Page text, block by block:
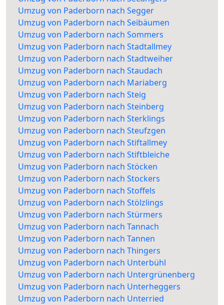
Umzug von Paderborn nach Segger
Umzug von Paderborn nach Seibäumen
Umzug von Paderborn nach Sommers
Umzug von Paderborn nach Stadtallmey
Umzug von Paderborn nach Stadtweiher
Umzug von Paderborn nach Staudach
Umzug von Paderborn nach Mariaberg
Umzug von Paderborn nach Steig
Umzug von Paderborn nach Steinberg
Umzug von Paderborn nach Sterklings
Umzug von Paderborn nach Steufzgen
Umzug von Paderborn nach Stiftallmey
Umzug von Paderborn nach Stiftbleiche
Umzug von Paderborn nach Stöcken
Umzug von Paderborn nach Stockers
Umzug von Paderborn nach Stoffels
Umzug von Paderborn nach Stölzlings
Umzug von Paderborn nach Stürmers
Umzug von Paderborn nach Tannach
Umzug von Paderborn nach Tannen
Umzug von Paderborn nach Thingers
Umzug von Paderborn nach Unterbühl
Umzug von Paderborn nach Untergrünenberg
Umzug von Paderborn nach Unterheggers
Umzug von Paderborn nach Unterried